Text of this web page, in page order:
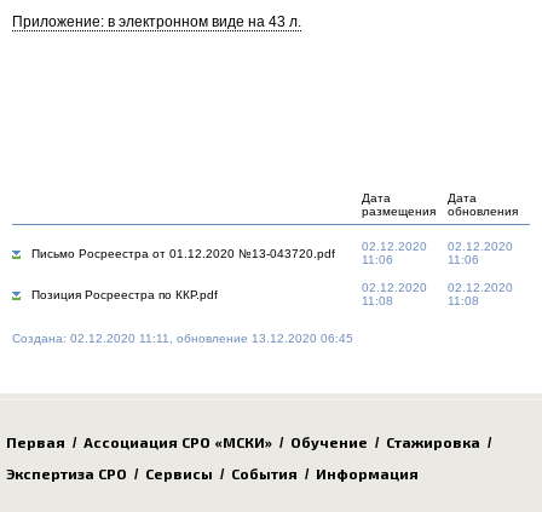
Приложение: в электронном виде на 43 л.
Дата
размещения
Дата
обновления
Письмо Росреестра от 01.12.2020 №13-043720.pdf
02.12.2020
11:06
02.12.2020
11:06
Позиция Росреестра по ККР.pdf
02.12.2020
11:08
02.12.2020
11:08
Создана: 02.12.2020 11:11, обновление 13.12.2020 06:45
Первая / Ассоциация СРО «МСКИ» / Обучение / Стажировка /
Экспертиза СРО / Сервисы / События / Информация